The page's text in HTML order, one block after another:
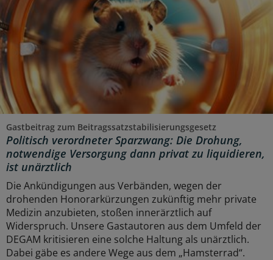
Gastbeitrag zum Beitragssatzstabilisierungsgesetz
Politisch verordneter Sparzwang: Die Drohung,
notwendige Versorgung dann privat zu liquidieren,
ist unärztlich
Die Ankündigungen aus Verbänden, wegen der
drohenden Honorarkürzungen zukünftig mehr private
Medizin anzubieten, stoßen innerärztlich auf
Widerspruch. Unsere Gastautoren aus dem Umfeld der
DEGAM kritisieren eine solche Haltung als unärztlich.
Dabei gäbe es andere Wege aus dem „Hamsterrad“.